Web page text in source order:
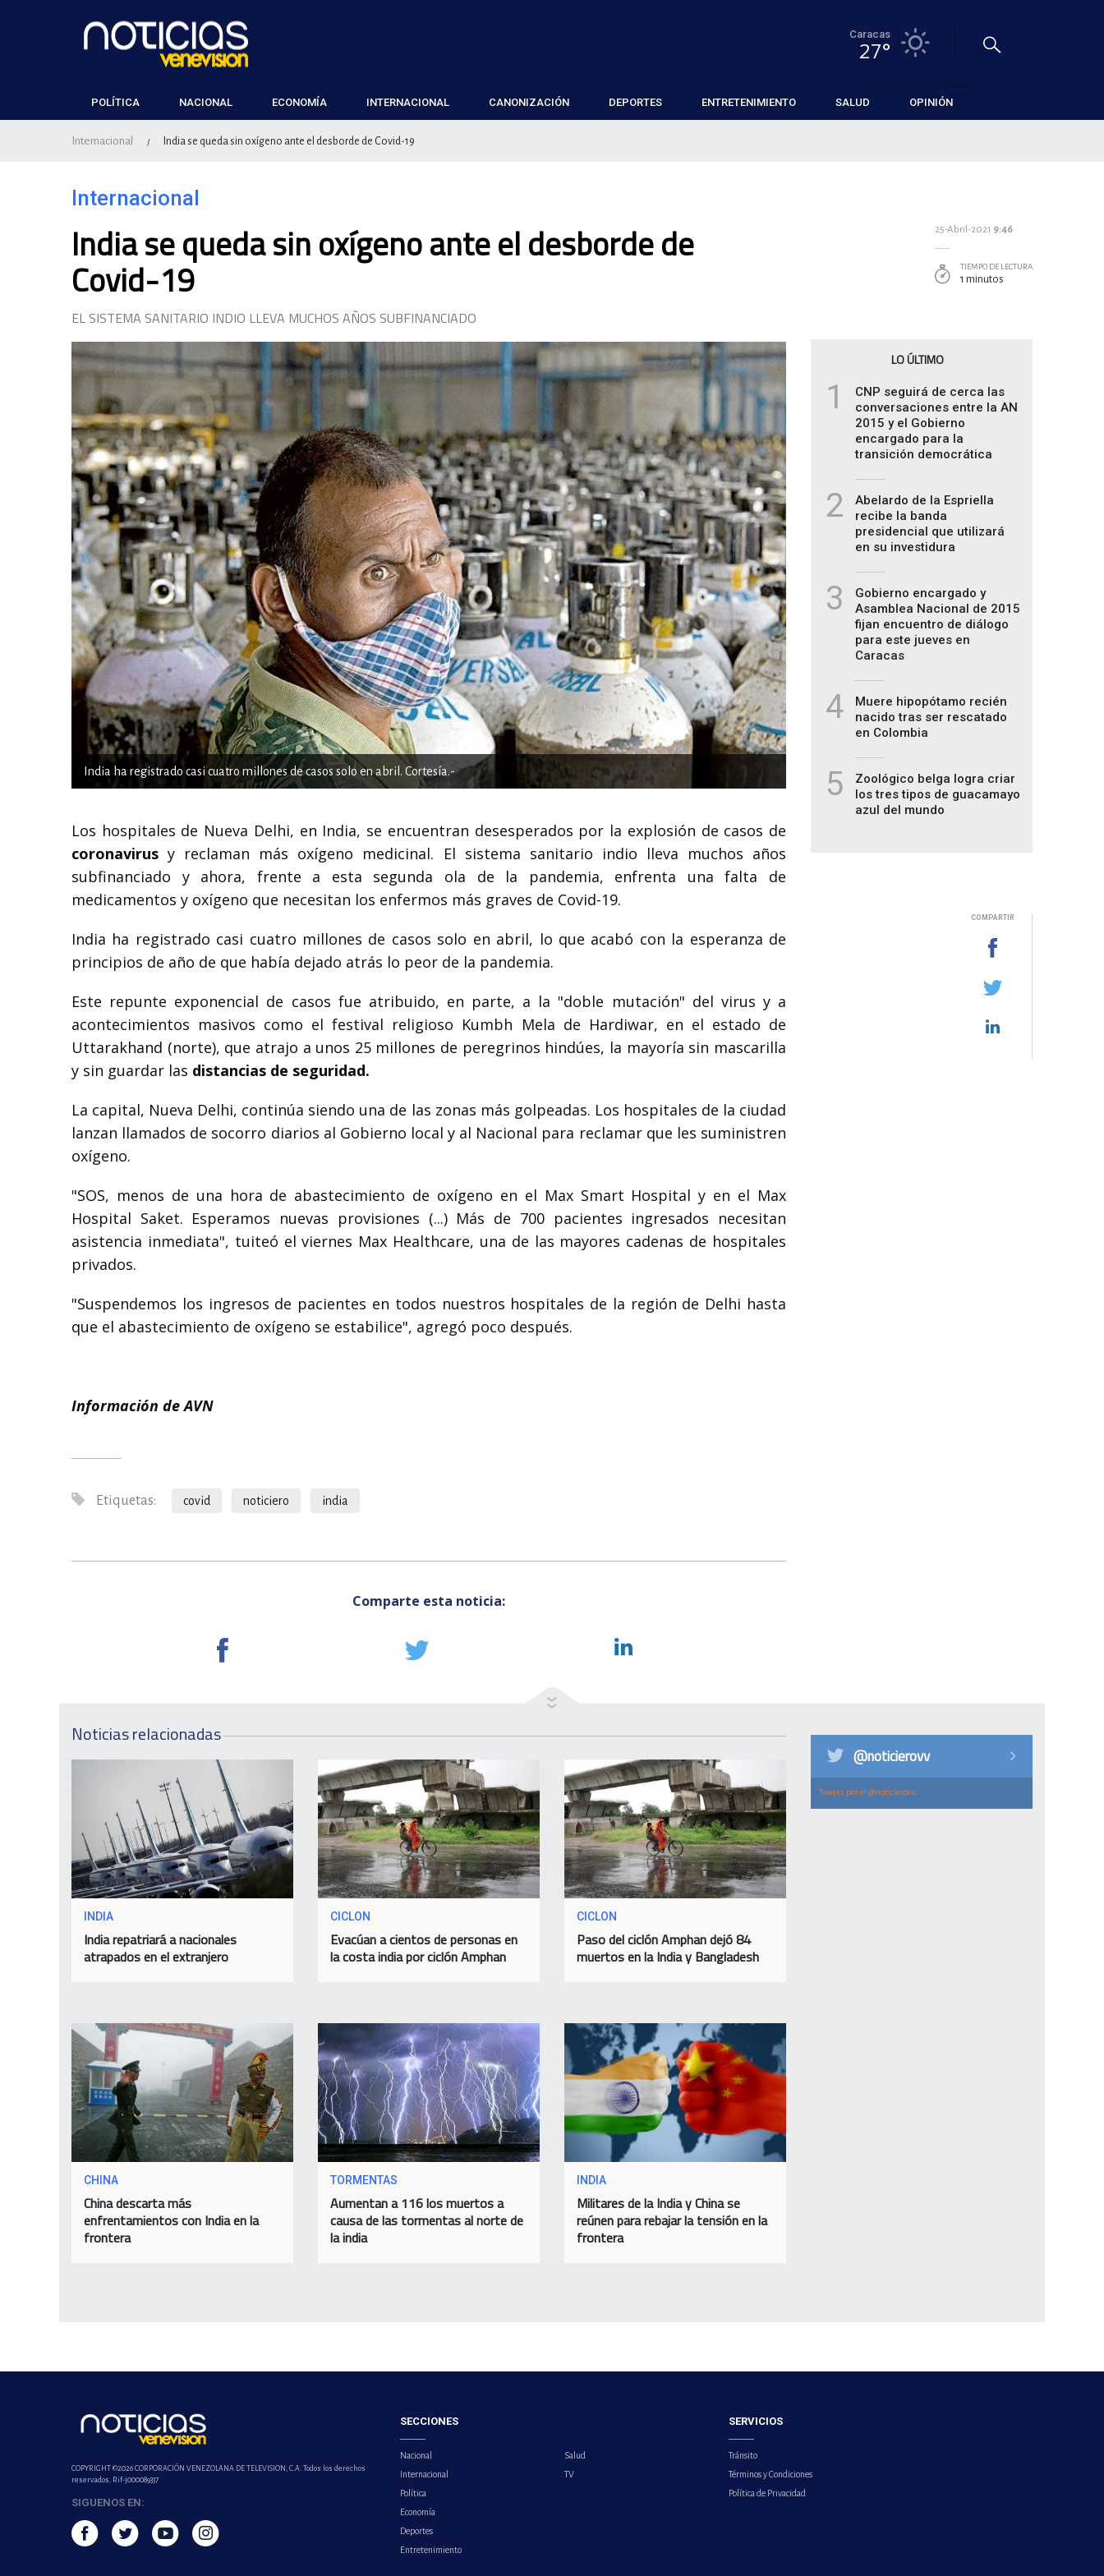
Caracas
27°
POLÍTICA NACIONAL ECONOMÍA INTERNACIONAL CANONIZACIÓN DEPORTES ENTRETENIMIENTO SALUD OPINIÓN
Internacional / India se queda sin oxígeno ante el desborde de Covid-19
Internacional
India se queda sin oxígeno ante el desborde de
Covid-19
EL SISTEMA SANITARIO INDIO LLEVA MUCHOS AÑOS SUBFINANCIADO
India ha registrado casi cuatro millones de casos solo en abril. Cortesía.-
Los hospitales de Nueva Delhi, en India, se encuentran desesperados por la explosión de casos de
coronavirus y reclaman más oxígeno medicinal. El sistema sanitario indio lleva muchos años
subfinanciado y ahora, frente a esta segunda ola de la pandemia, enfrenta una falta de
medicamentos y oxígeno que necesitan los enfermos más graves de Covid-19.
India ha registrado casi cuatro millones de casos solo en abril, lo que acabó con la esperanza de
principios de año de que había dejado atrás lo peor de la pandemia.
Este repunte exponencial de casos fue atribuido, en parte, a la "doble mutación" del virus y a
acontecimientos masivos como el festival religioso Kumbh Mela de Hardiwar, en el estado de
Uttarakhand (norte), que atrajo a unos 25 millones de peregrinos hindúes, la mayoría sin mascarilla
y sin guardar las distancias de seguridad.
La capital, Nueva Delhi, continúa siendo una de las zonas más golpeadas. Los hospitales de la ciudad
lanzan llamados de socorro diarios al Gobierno local y al Nacional para reclamar que les suministren
oxígeno.
"SOS, menos de una hora de abastecimiento de oxígeno en el Max Smart Hospital y en el Max
Hospital Saket. Esperamos nuevas provisiones (...) Más de 700 pacientes ingresados necesitan
asistencia inmediata", tuiteó el viernes Max Healthcare, una de las mayores cadenas de hospitales
privados.
"Suspendemos los ingresos de pacientes en todos nuestros hospitales de la región de Delhi hasta
que el abastecimiento de oxígeno se estabilice", agregó poco después.
Información de AVN
Etiquetas: covid noticiero india
Comparte esta noticia:
25-Abril-2021 9:46
TIEMPO DE LECTURA
1 minutos
LO ÚLTIMO
1
CNP seguirá de cerca las
conversaciones entre la AN
2015 y el Gobierno
encargado para la
transición democrática
2
Abelardo de la Espriella
recibe la banda
presidencial que utilizará
en su investidura
3
Gobierno encargado y
Asamblea Nacional de 2015
fijan encuentro de diálogo
para este jueves en
Caracas
4
Muere hipopótamo recién
nacido tras ser rescatado
en Colombia
5
Zoológico belga logra criar
los tres tipos de guacamayo
azul del mundo
COMPARTIR
Noticias relacionadas
INDIA
India repatriará a nacionales
atrapados en el extranjero
CICLON
Evacúan a cientos de personas en
la costa india por ciclón Amphan
CICLON
Paso del ciclón Amphan dejó 84
muertos en la India y Bangladesh
CHINA
China descarta más
enfrentamientos con India en la
frontera
TORMENTAS
Aumentan a 116 los muertos a
causa de las tormentas al norte de
la india
INDIA
Militares de la India y China se
reúnen para rebajar la tensión en la
frontera
@noticierovv
Tweets por el @noticierovv.
COPYRIGHT ©2026 CORPORACIÓN VENEZOLANA DE TELEVISION, C.A. Todos los derechos
reservados. Rif-j000089337
SIGUENOS EN:
SECCIONES
Nacional
Internacional
Política
Economía
Deportes
Entretenimiento
Salud
TV
SERVICIOS
Tránsito
Términos y Condiciones
Política de Privacidad